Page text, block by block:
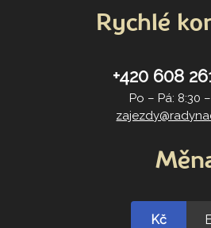
Rychlé
+420 608
Po – Pá: 8:30
Kč